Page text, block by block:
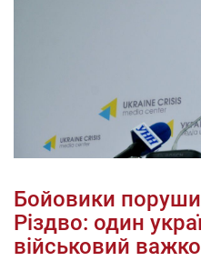
Бойовики
Різдво: один
військовий